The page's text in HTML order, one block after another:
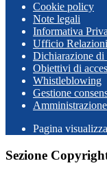
Cookie policy
Note legali
Informativa
Ufficio
Dichiarazione di
Obiettivi di
Whistleblowing
Gestione
Pagina
Sezione